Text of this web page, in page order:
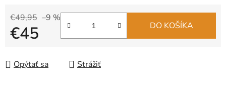
€49,95 –9 %
€45 DO KOŠÍKA
Opýtať sa Strážiť